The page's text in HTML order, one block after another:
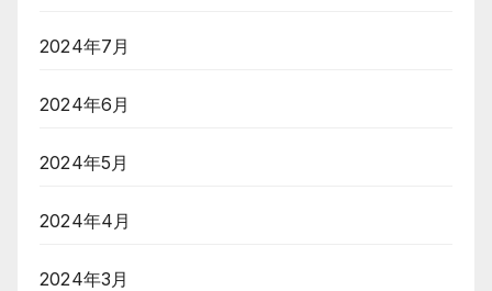
2024年7月
2024年6月
2024年5月
2024年4月
2024年3月